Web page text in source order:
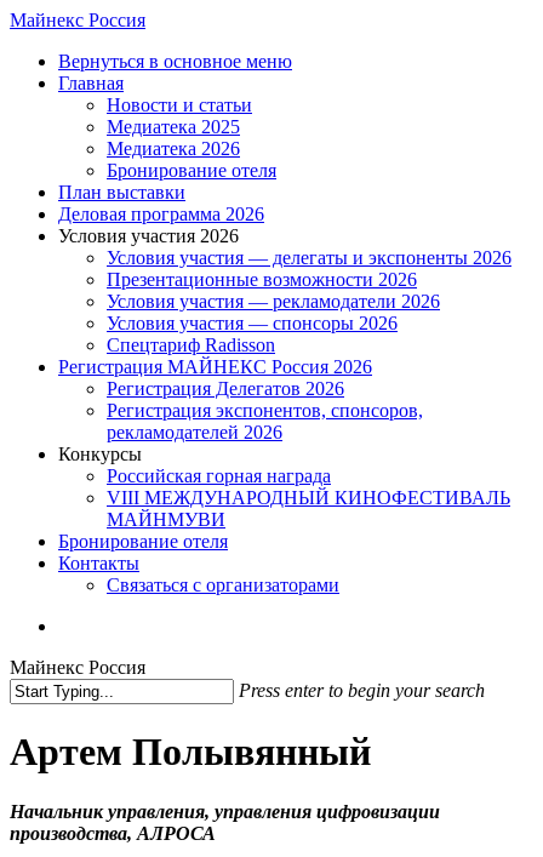
Skip
main
content
Майнекс Россия
Menu
Вернуться в основное меню
Главная
Новости и статьи
Медиатека 2025
Медиатека 2026
Бронирование отеля
План выставки
Деловая программа 2026
Условия участия 2026
Условия участия — делегаты и экспоненты 2026
Презентационные возможности 2026
Условия участия — рекламодатели 2026
Условия участия — спонсоры 2026
Спецтариф Radisson
Регистрация МАЙНЕКС Россия 2026
Регистрация Делегатов 2026
Регистрация экспонентов, спонсоров,
рекламодателей 2026
Конкурсы
Российская горная награда
VIII МЕЖДУНАРОДНЫЙ КИНОФЕСТИВАЛЬ
МАЙНМУВИ
Бронирование отеля
Контакты
Связаться с организаторами
Майнекс Россия
Press enter to begin your search
Search
Артем Полывянный
Начальник управления, управления цифровизации
производства, АЛРОСА